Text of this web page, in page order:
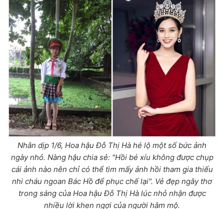
Nhân dịp 1/6, Hoa hậu Đỗ Thị Hà hé lộ một số bức ảnh
ngày nhỏ. Nàng hậu chia sẻ: "Hồi bé xíu không được chụp
cái ảnh nào nên chỉ có thể tìm mấy ảnh hồi tham gia thiếu
nhi cháu ngoan Bác Hồ để phục chế lại". Vẻ đẹp ngây thơ
trong sáng của Hoa hậu Đỗ Thị Hà lúc nhỏ nhận được
nhiều lời khen ngợi của người hâm mộ.